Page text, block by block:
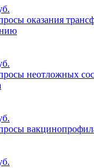
оказания
неотложных